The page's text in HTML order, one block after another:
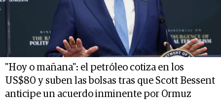
"Hoy o mañana": el petróleo cotiza en los
US$80 y suben las bolsas tras que Scott Bessent
anticipe un acuerdo inminente por Ormuz